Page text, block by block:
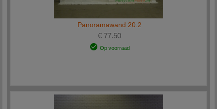
Panoramawand 20.2
€ 77.50
Op voorraad